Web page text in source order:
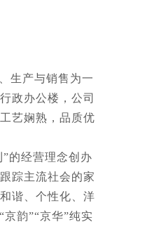
生产与销售为一
政办公楼，公司
艺娴熟，品质优
的经营理念创办
踪主流社会的家
谐、个性化、洋
韵”“京华”纯实